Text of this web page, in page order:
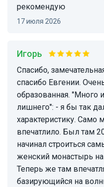
рекомендую
17 июля 2026
Игорь
Спасибо, замечательная экскурсия, большое
спасибо Евгении.
образованная. "Много
лишнего": - я бы так
характеристику. Само
впечатлило. Был там
начинал строиться
женский монастырь
Теперь же там
базирующийся на